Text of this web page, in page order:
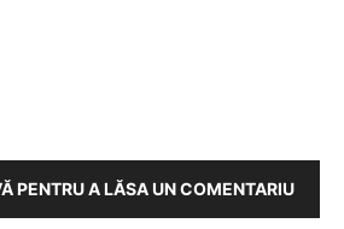
PENTRU A LĂSA UN COMENTARIU